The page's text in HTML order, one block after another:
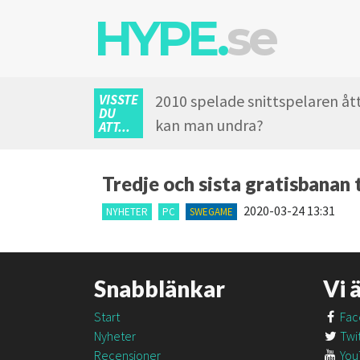
HYPE.se
VISSTE
DU
ATT...
2010 spelade snittspelaren
kan man undra?
Tredje och sista
NYHETER PC SWEGAME 2020-03-24 13:31
Snabblänkar
Start
Nyheter
Recensioner
Vi